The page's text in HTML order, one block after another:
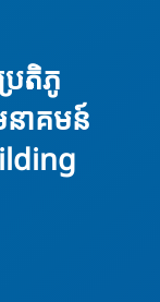
រតិភូ
ាគមន៍